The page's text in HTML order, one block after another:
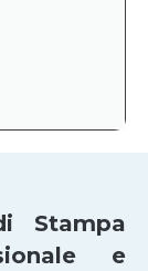
Stampa
e